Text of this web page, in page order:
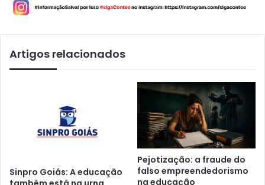
Artigos relacionados
Sinpro Goiás: A educação
Pejotização: a fraude do
falso empreendedorismo
na educação